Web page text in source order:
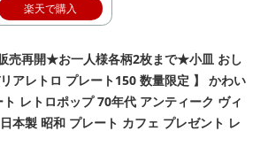
楽天で購入
売再開★お一人様各柄2枚まで★小皿 おし
アレトロ プレート150 数量限定 】 かわい
レトロポップ 70年代 アンティーク ヴィ
本製 昭和 プレート カフェ プレゼント レ